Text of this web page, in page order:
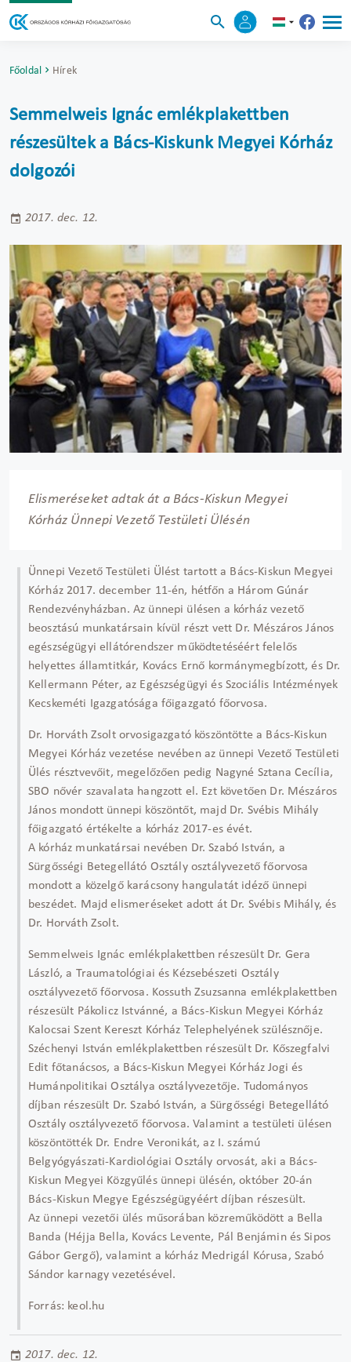
Főoldal Hírek
Semmelweis Ignác emlékplakettben
részesültek a Bács-Kiskunk Megyei Kórház
dolgozói
2017. dec. 12.
Elismeréseket adtak át a Bács-Kiskun Megyei
Kórház Ünnepi Vezető Testületi Ülésén
Ünnepi Vezető Testületi Ülést tartott a Bács-Kiskun Megyei
Kórház 2017. december 11-én, hétfőn a Három Gúnár
Rendezvényházban. Az ünnepi ülésen a kórház vezető
beosztású munkatársain kívül részt vett Dr. Mészáros János
egészségügyi ellátórendszer működtetéséért felelős
helyettes államtitkár, Kovács Ernő kormánymegbízott, és Dr.
Kellermann Péter, az Egészségügyi és Szociális Intézmények
Kecskeméti Igazgatósága főigazgató főorvosa.
Dr. Horváth Zsolt orvosigazgató köszöntötte a Bács-Kiskun
Megyei Kórház vezetése nevében az ünnepi Vezető Testületi
Ülés résztvevőit, megelőzően pedig Nagyné Sztana Cecília,
SBO nővér szavalata hangzott el. Ezt követően Dr. Mészáros
János mondott ünnepi köszöntőt, majd Dr. Svébis Mihály
főigazgató értékelte a kórház 2017-es évét.
A kórház munkatársai nevében Dr. Szabó István, a
Sürgősségi Betegellátó Osztály osztályvezető főorvosa
mondott a közelgő karácsony hangulatát idéző ünnepi
beszédet. Majd elismeréseket adott át Dr. Svébis Mihály, és
Dr. Horváth Zsolt.
Semmelweis Ignác emlékplakettben részesült Dr. Gera
László, a Traumatológiai és Kézsebészeti Osztály
osztályvezető főorvosa. Kossuth Zsuzsanna emlékplakettben
részesült Pákolicz Istvánné, a Bács-Kiskun Megyei Kórház
Kalocsai Szent Kereszt Kórház Telephelyének szülésznője.
Széchenyi István emlékplakettben részesült Dr. Kőszegfalvi
Edit főtanácsos, a Bács-Kiskun Megyei Kórház Jogi és
Humánpolitikai Osztálya osztályvezetője. Tudományos
díjban részesült Dr. Szabó István, a Sürgősségi Betegellátó
Osztály osztályvezető főorvosa. Valamint a testületi ülésen
köszöntötték Dr. Endre Veronikát, az I. számú
Belgyógyászati-Kardiológiai Osztály orvosát, aki a Bács-
Kiskun Megyei Közgyűlés ünnepi ülésén, október 20-án
Bács-Kiskun Megye Egészségügyéért díjban részesült.
Az ünnepi vezetői ülés műsorában közreműködött a Bella
Banda (Héjja Bella, Kovács Levente, Pál Benjámin és Sipos
Gábor Gergő), valamint a kórház Medrigál Kórusa, Szabó
Sándor karnagy vezetésével.
Forrás: keol.hu
2017. dec. 12.